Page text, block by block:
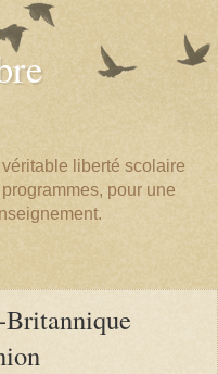
liberté scolaire
pour une